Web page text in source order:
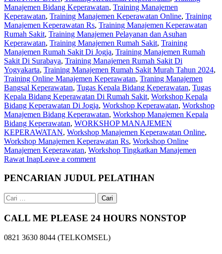
Manajemen Bidang Keperawatan, Training Manajemen
Keperawatan, Training Manajemen Keperawatan Online, Training
Manajemen Keperawatan Rs, Training Manajemen Keperawatan
Rumah Sakit, Training Manajemen Pelayanan dan Asuhan
Keperawatan, Training Manajemen Rumah Sakit, Training
Manajemen Rumah Sakit Di Jogja, Training Manajemen Rumah
Sakit Di Surabaya, Training Manajemen Rumah Sakit Di
Yogyakarta, Training Manajemen Rumah Sakit Murah Tahun 2024,
Training Online Manajemen Keperawatan, Traning Manajemen
Bangsal Keperawatan, Tugas Kepala Bidang Keperawatan, Tugas
Kepala Bidang Keperawatan Di Rumah Sakit, Workshop Kepala
Bidang Keperawatan Di Jogja, Workshop Keperawatan, Workshop
Manajemen Bidang Keperawatan, Workshop Manajemen Kepala
Bidang Keperawatan, WORKSHOP MANAJEMEN
KEPERAWATAN, Workshop Manajemen Keperawatan Online,
Workshop Manajemen Keperawatan Rs, Workshop Online
Manajemen Keperawatan, Workshop Tingkatkan Manajemen
Rawat InapLeave a comment
PENCARIAN JUDUL PELATIHAN
Cari
untuk:
CALL ME PLEASE 24 HOURS NONSTOP
0821 3630 8044 (TELKOMSEL)